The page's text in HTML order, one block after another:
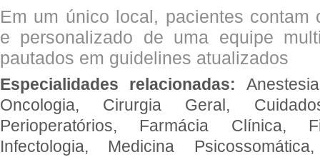
Em um único local, pacientes contam
e personalizado de uma equipe
pautados em guidelines atualizados
Especialidades relacionadas:
Oncologia, Cirurgia Geral,
Perioperatórios, Farmácia Clínica,
Infectologia, Medicina